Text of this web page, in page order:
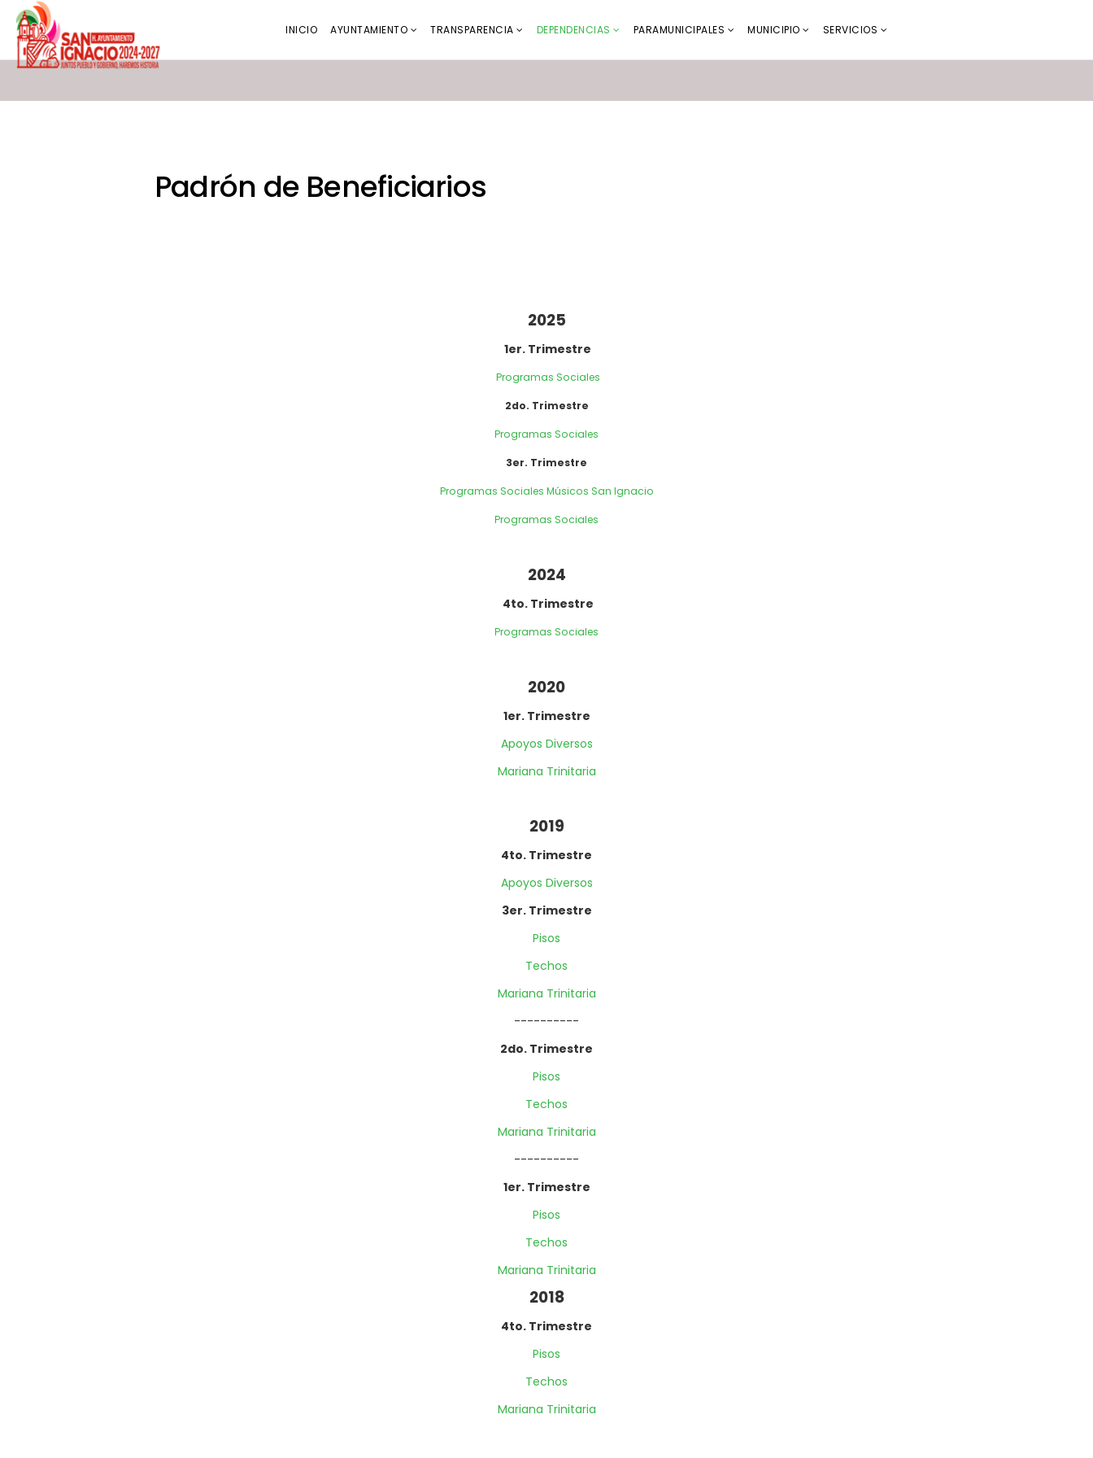
INICIO AYUNTAMIENTO TRANSPARENCIA DEPENDENCIAS PARAMUNICIPALES MUNICIPIO SERVICIOS
Padrón de Beneficiarios
2025
1er. Trimestre
Programas Sociales
2do. Trimestre
Programas Sociales
3er. Trimestre
Programas Sociales Músicos San Ignacio
Programas Sociales
2024
4to. Trimestre
Programas Sociales
2020
1er. Trimestre
Apoyos Diversos
Mariana Trinitaria
2019
4to. Trimestre
Apoyos Diversos
3er. Trimestre
Pisos
Techos
Mariana Trinitaria
----------
2do. Trimestre
Pisos
Techos
Mariana Trinitaria
----------
1er. Trimestre
Pisos
Techos
Mariana Trinitaria
2018
4to. Trimestre
Pisos
Techos
Mariana Trinitaria